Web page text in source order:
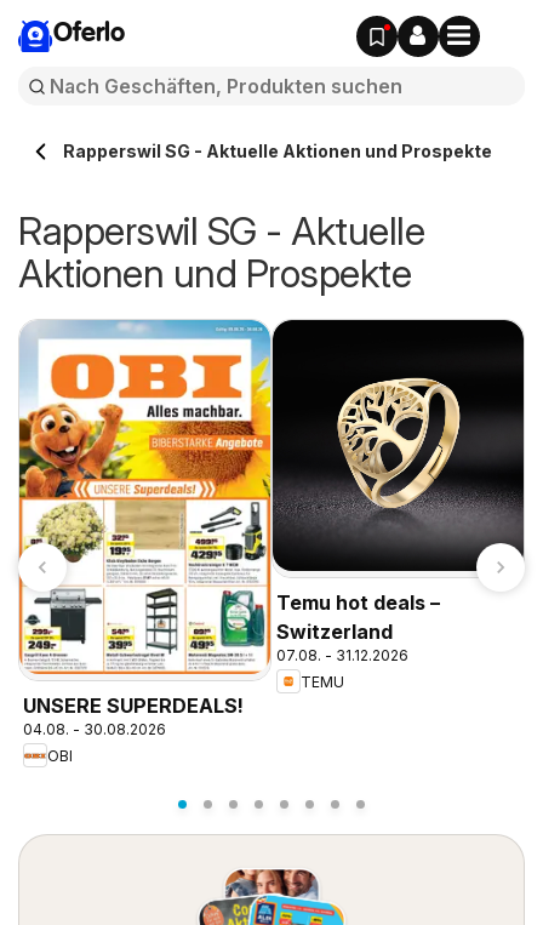
Oferlo
Rapperswil SG - Aktuelle Aktionen und Prospekte
Rapperswil SG - Aktuelle
Aktionen und Prospekte
UNSERE SUPERDEALS!
04.08. - 30.08.2026
OBI
Temu hot deals –
Switzerland
07.08. - 31.12.2026
TEMU